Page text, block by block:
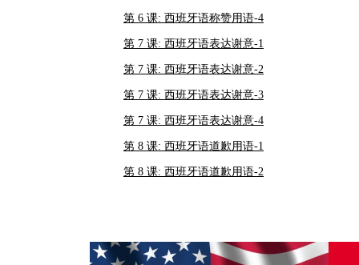
第 6 课: 西班牙语称赞用语-4
第 7 课: 西班牙语表达谢意-1
第 7 课: 西班牙语表达谢意-2
第 7 课: 西班牙语表达谢意-3
第 7 课: 西班牙语表达谢意-4
第 8 课: 西班牙语道歉用语-1
第 8 课: 西班牙语道歉用语-2